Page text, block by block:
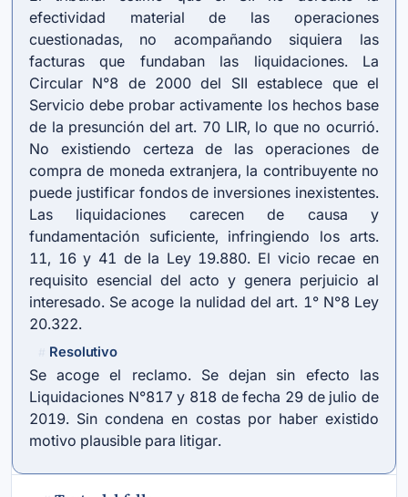
efectividad material de las operaciones
cuestionadas, no acompañando siquiera las
facturas que fundaban las liquidaciones. La
Circular N°8 de 2000 del SII establece que el
Servicio debe probar activamente los hechos base
de la presunción delart. 70 LIR, lo que no ocurrió.
No existiendo certeza de las operaciones de
compra de moneda extranjera, la contribuyente no
puede justificar fondos de inversiones inexistentes.
Las liquidaciones carecen de causa y
fundamentación suficiente, infringiendo los arts.
11, 16 y 41 de la Ley 19.880. El vicio recae en
requisito esencial del acto y genera perjuicio al
interesado. Se acoge la nulidad del art. 1° N°8 Ley
20.322.
Resolutivo
Se acoge el reclamo. Se dejan sin efecto las
Liquidaciones N°817 y 818 de fecha 29 de julio de
2019. Sin condena en costas por haber existido
motivo plausible para litigar.